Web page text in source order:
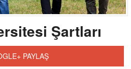
Şartları
PAYLAŞ